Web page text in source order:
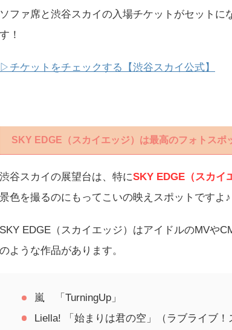
ソファ席と渋谷スカイの入場チケットがセット
す！
▷チケットをチェックする【渋谷スカイ公式】
SKY EDGE（スカイエッジ） は最高のフォトスポ
渋谷スカイの展望台は、特にSKY EDGE（スカイ
景色を撮るのにもってこいの映えスポットですよ♪
SKY EDGE（スカイエッジ）はアイドルのMVや
のような作品があります。
嵐 「TurningUp」
Liella! 「始まりは君の空」（ラブライブ！